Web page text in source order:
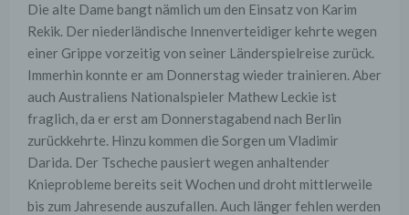
Die alte Dame bangt nämlich um den Einsatz von Karim
Rekik. Der niederländische Innenverteidiger kehrte wegen
einer Grippe vorzeitig von seiner Länderspielreise zurück.
Immerhin konnte er am Donnerstag wieder trainieren. Aber
auch Australiens Nationalspieler Mathew Leckie ist
fraglich, da er erst am Donnerstagabend nach Berlin
zurückkehrte. Hinzu kommen die Sorgen um Vladimir
Darida. Der Tscheche pausiert wegen anhaltender
Knieprobleme bereits seit Wochen und droht mittlerweile
bis zum Jahresende auszufallen. Auch länger fehlen werden